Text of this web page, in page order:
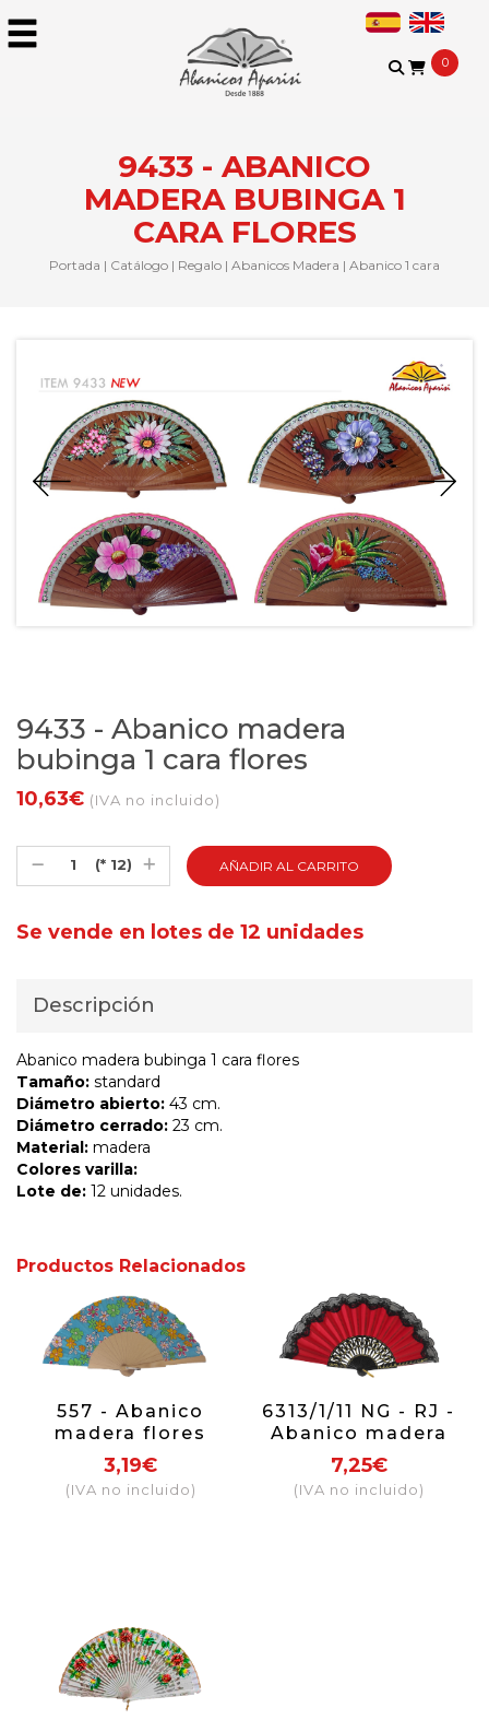
0
9433 - ABANICO
MADERA BUBINGA 1
CARA FLORES
Portada | Catálogo | Regalo | Abanicos Madera | Abanico 1 cara
9433 - Abanico madera
bubinga 1 cara flores
10,63€ (IVA no incluido)
(* 12)
Se vende en lotes de 12 unidades
Descripción
Abanico madera bubinga 1 cara flores
Tamaño: standard
Diámetro abierto: 43 cm.
Diámetro cerrado: 23 cm.
Material: madera
Colores varilla:
Lote de: 12 unidades.
Productos Relacionados
557 - Abanico
madera flores
(colores surtidos)
3,19€
(IVA no incluido)
6313/1/11 NG - RJ -
Abanico madera
con puntilla
(negro y rojo)
7,25€
(IVA no incluido)